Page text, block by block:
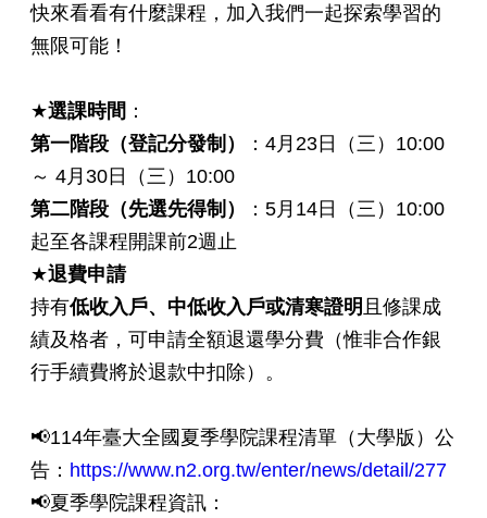
快來看看有什麼課程，加入我們一起探索學習的
無限可能！
★選課時間 ：
第一階段（登記分發制）
：4月23日（三）10:00
～ 4月30日（三）10:00
第二階段（先選先得制）
：5月14日（三）10:00
起至各課程開課前2週止
★退費申請
持有低收入戶、中低收入戶或清寒證明 且修課成
績及格者，可申請全額退還學分費（惟非合作銀
行手續費將於退款中扣除）。
📢114年臺大全國夏季學院課程清單（大學版）公
告： https://www.n2.org.tw/enter/news/detail/277
📢夏季學院課程資訊：